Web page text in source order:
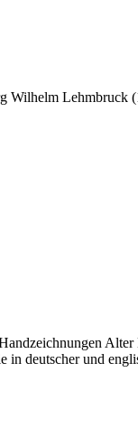
Lehmbruck
deutscher und